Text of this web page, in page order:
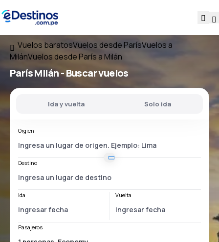
Vuelos baratosVuelos desde ParísVuelos a
MilánVuelos desde París a Milán
París Milán- Buscar vuelos
Ida y vuelta Solo ida
Orgien
Destino
Ida Vuelta
Pasajeros